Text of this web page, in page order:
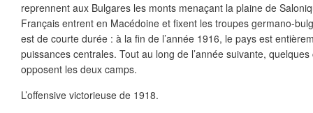
reprennent aux Bulgares les monts menaçant la plaine de
Français entrent en Macédoine et fixent les troupes germano-
est de courte durée : à la fin de l’année 1916, le pays est
puissances centrales. Tout au long de l’année suivante,
opposent les deux camps.
L’offensive victorieuse de 1918.